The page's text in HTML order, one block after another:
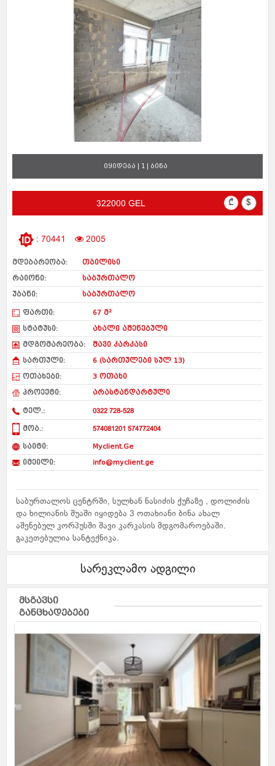
იყიდება | 1 | ბინა
322000 GEL ₾ $
: 70441 2005
მდებარეობა:
თბილისი
რაიონი:
საბურთალო
უბანი:
საბურთალო
ფართი:
67 მ²
სტატუსი:
ახალი აშენებული
მდგომარეობა:
შავი კარკასი
სართული:
6 (სართულები სულ 13)
ოთახები:
3 ოთახი
პროექტი:
არასტანდარტული
ტელ.: 0322 728-528
მობ.: 574081201 574772404
საიტი:
Myclient.Ge
იმეილი:
info@myclient.ge
საბურთალოს ცენტრში, სულხან ნასიძის ქუჩაზე , დოლიძის
და ხილიანის შუაში იყიდება 3 ოთახიანი ბინა ახალ
აშენებულ კორპუსში შავი კარკასის მდგომაროებაში.
გაკეთებულია სანტექნიკა.
სარეკლამო ადგილი
მსგავსი
განცხადებები